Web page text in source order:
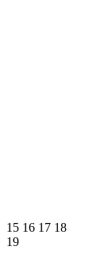
15 16 17 18
19